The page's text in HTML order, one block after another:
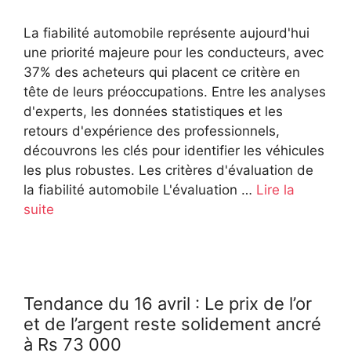
La fiabilité automobile représente aujourd'hui
une priorité majeure pour les conducteurs, avec
37% des acheteurs qui placent ce critère en
tête de leurs préoccupations. Entre les analyses
d'experts, les données statistiques et les
retours d'expérience des professionnels,
découvrons les clés pour identifier les véhicules
les plus robustes. Les critères d'évaluation de
la fiabilité automobile L'évaluation … Lire la
suite
Tendance du 16 avril : Le prix de l’or
et de l’argent reste solidement ancré
à Rs 73 000